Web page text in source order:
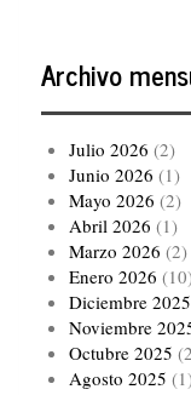
Archivo
Julio 2026 (2)
Junio 2026 (1)
Mayo 2026 (2)
Abril 2026 (1)
Marzo 2026 (2)
Enero 2026
Diciembre 2025
Noviembre
Octubre 2025
Agosto 2025